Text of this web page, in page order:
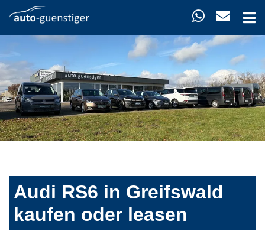
Audi RS6 in Greifswald
kaufen oder leasen